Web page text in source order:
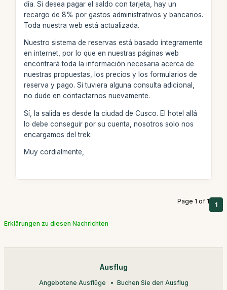
día. Si desea pagar el saldo con tarjeta, hay un
recargo de 8% por gastos administrativos y bancarios.
Toda nuestra web está actualizada.
Nuestro sistema de reservas está basado íntegramente
en internet, por lo que en nuestras páginas web
encontrará toda la información necesaria acerca de
nuestras propuestas, los precios y los formularios de
reserva y pago. Si tuviera alguna consulta adicional,
no dude en contactarnos nuevamente.
Sí, la salida es desde la ciudad de Cusco. El hotel allá
lo debe conseguir por su cuenta, nosotros solo nos
encargamos del trek.
Muy cordialmente,
Page 1 of 1 1
Erklärungen zu diesen Nachrichten
Ausflug
Angebotene Ausflüge Buchen Sie den Ausflug